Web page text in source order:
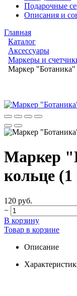
Подарочные
Описания и
Главная
Каталог
Аксессуары
Маркеры и
Маркер "Ботаника"
Маркер
кольце
120 руб.
−
В корзину
Товар в корзине
Описание